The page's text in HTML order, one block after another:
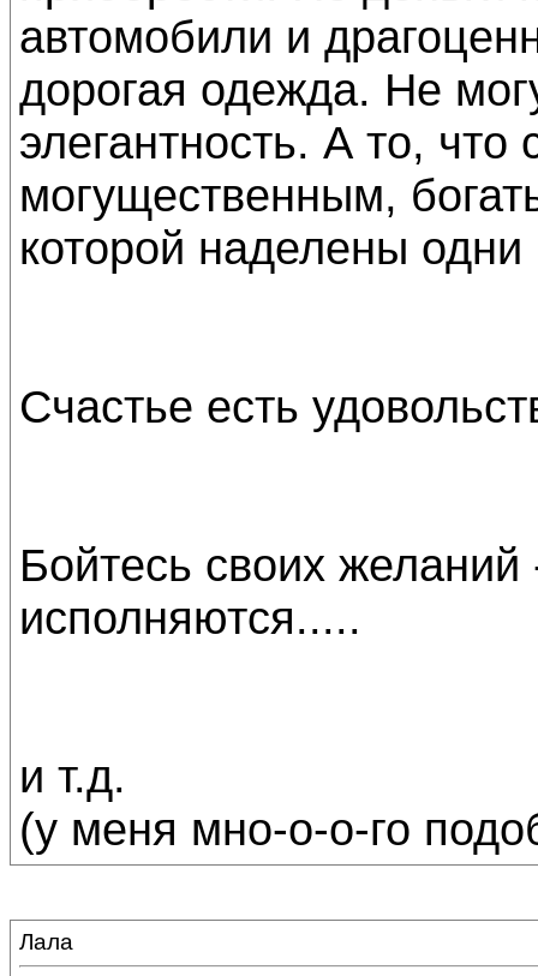
автомобили и
дорогая одежда. Не
элегантность. А то, что
могущественным,
которой наделены
Счастье есть
Бойтесь своих
исполняются.....
и т.д.
(у меня мно-о-о-го
Лала